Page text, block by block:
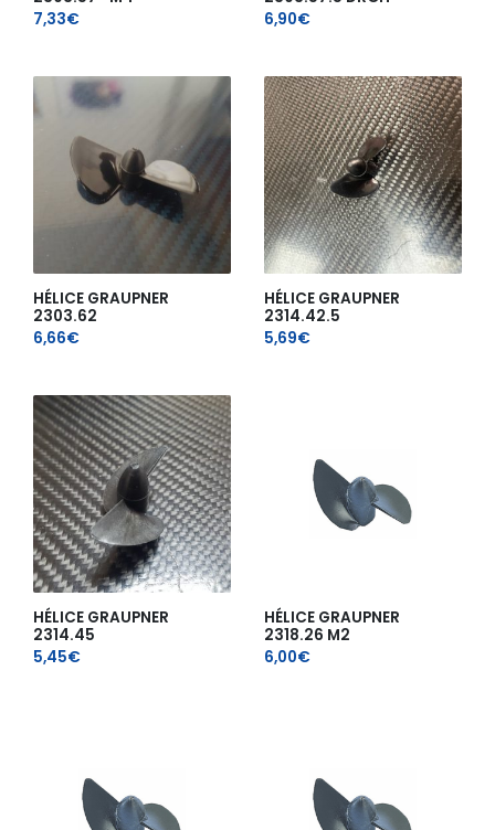
7,33€
6,90€
HÉLICE GRAUPNER
2303.62
6,66€
HÉLICE GRAUPNER
2314.42.5
5,69€
HÉLICE GRAUPNER
2314.45
5,45€
HÉLICE GRAUPNER
2318.26 M2
6,00€